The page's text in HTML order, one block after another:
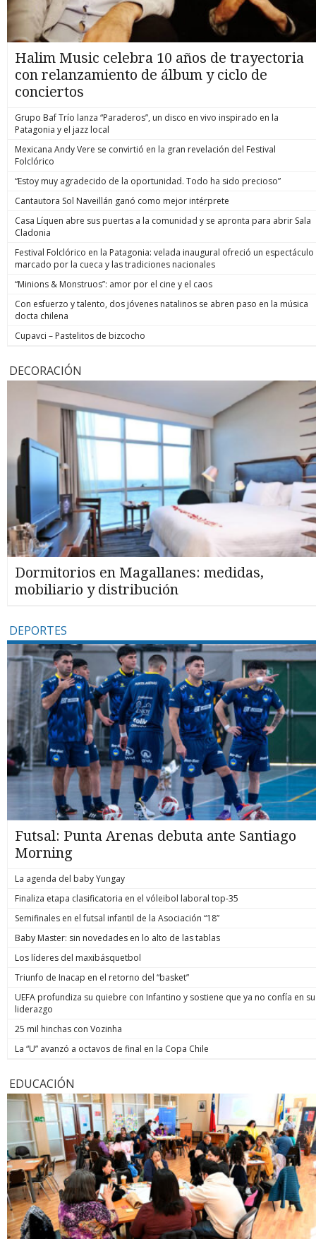
Halim Music celebra 10 años de trayectoria
con relanzamiento de álbum y ciclo de
conciertos
Grupo Baf Trío lanza “Paraderos”, un disco en vivo inspirado en la
Patagonia y el jazz local
Mexicana Andy Vere se convirtió en la gran revelación del Festival
Folclórico
“Estoy muy agradecido de la oportunidad. Todo ha sido precioso”
Cantautora Sol Naveillán ganó como mejor intérprete
Casa Líquen abre sus puertas a la comunidad y se apronta para abrir Sala
Cladonia
Festival Folclórico en la Patagonia: velada inaugural ofreció un espectáculo
marcado por la cueca y las tradiciones nacionales
“Minions & Monstruos”: amor por el cine y el caos
Con esfuerzo y talento, dos jóvenes natalinos se abren paso en la música
docta chilena
Cupavci – Pastelitos de bizcocho
DECORACIÓN
Dormitorios en Magallanes: medidas,
mobiliario y distribución
DEPORTES
Futsal: Punta Arenas debuta ante Santiago
Morning
La agenda del baby Yungay
Finaliza etapa clasificatoria en el vóleibol laboral top-35
Semifinales en el futsal infantil de la Asociación “18”
Baby Master: sin novedades en lo alto de las tablas
Los líderes del maxibásquetbol
Triunfo de Inacap en el retorno del “basket”
UEFA profundiza su quiebre con Infantino y sostiene que ya no confía en su
liderazgo
25 mil hinchas con Vozinha
La “U” avanzó a octavos de final en la Copa Chile
EDUCACIÓN